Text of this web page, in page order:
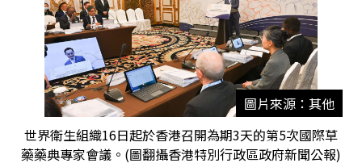
圖片來源：其他
世界衛生組織16日起於香港召開為期3天的第5次國際草
藥藥典專家會議。(圖翻攝香港特別行政區政府新聞公報)